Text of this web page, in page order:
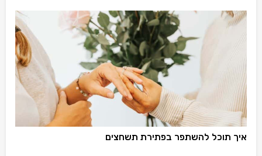
איך תוכל להשתפר בפתירת תשחצים